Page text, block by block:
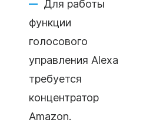
Для работы
функции
голосового
управления Alexa
требуется
концентратор
Amazon.